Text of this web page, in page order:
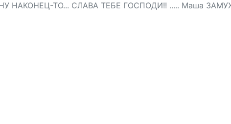
"НУ НАКОНЕЦ-ТО... СЛАВА ТЕБЕ ГОСПОДИ!! ..... Маша